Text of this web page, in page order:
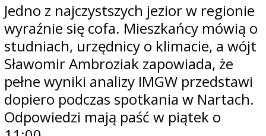
Jedno z najczystszych jezior w regionie
wyraźnie się cofa. Mieszkańcy mówią o
studniach, urzędnicy o klimacie, a wójt
Sławomir Ambroziak zapowiada, że
pełne wyniki analizy IMGW przedstawi
dopiero podczas spotkania w Nartach.
Odpowiedzi mają paść w piątek o